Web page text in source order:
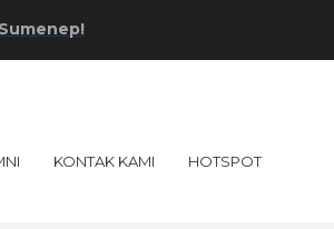
KONTAK KAMI HOTSPOT